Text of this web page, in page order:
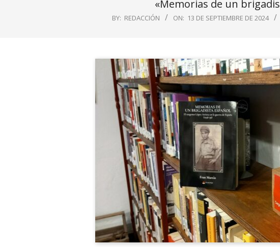
«Memorias de un
BY: REDACCIÓN ON: 13 DE SEPTIEMBRE DE 2024